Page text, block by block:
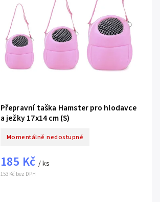
Přepravní taška Hamster pro hlodavce
a ježky 17x14 cm (S)
Momentálně nedostupné
153 Kč bez DPH
185 Kč/ ks